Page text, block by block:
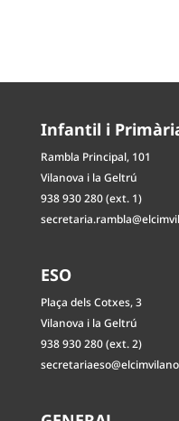
Infantil i
Rambla Principal, 101
Vilanova i la Geltrú
938 930 280 (ext. 1)
ESO
Plaça dels Cotxes, 3
Vilanova i la Geltrú
938 930 280 (ext. 2)